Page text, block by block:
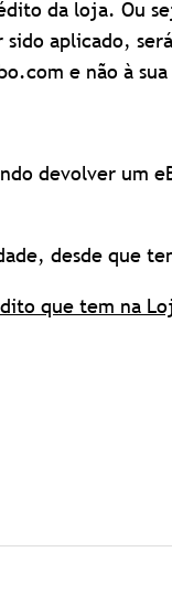
da loja. Ou
aplicado,
e não à
devolver um
desde que
que tem na